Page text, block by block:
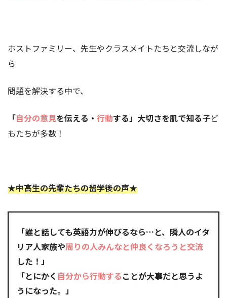
ホストファミリー、先生やクラスメイトたちと交流しなが
ら
問題を解決する中で、
「自分の意見を伝える・ 行動する」大切さを肌で知る子ど
もたちが多数！
★中高生の先輩たちの留学後の声★
「誰と話しても英語力が伸びるなら…と、隣人のイタ
リア人家族や周りの人みんなと仲良くなろうと交流
した！」
「とにかく 自分から行動することが大事だと思うよ
うになった。」